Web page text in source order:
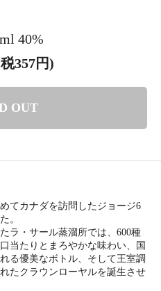
40%
357円)
OUT
てカナダを訪問したジョージ6
。
ラ・サール蒸溜所では、600種
当たりとまろやかな味わい、国
る優美なボトル、そして王室調
たクラウンローヤルを誕生させ